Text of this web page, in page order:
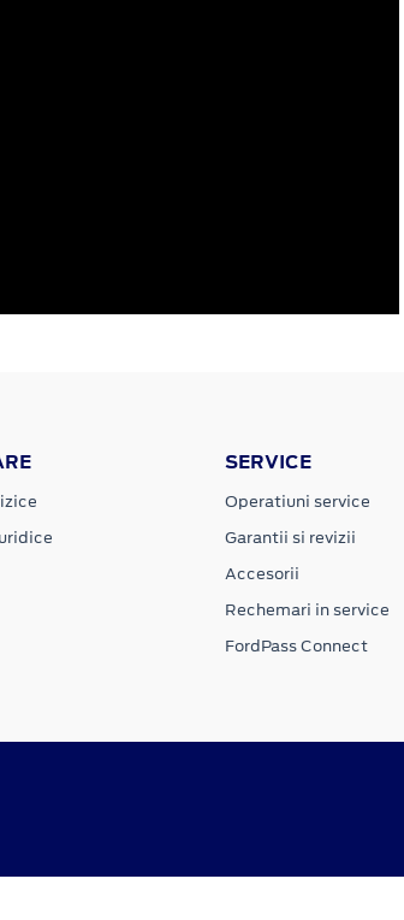
SERVICE
Operatiuni service
Garantii si revizii
Accesorii
Rechemari in service
FordPass Connect